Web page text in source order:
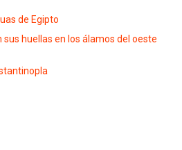
de Egipto
huellas en los álamos del oeste